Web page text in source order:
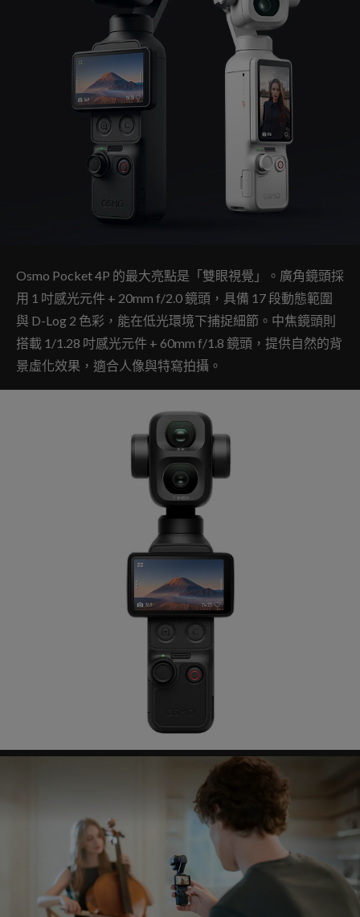
Osmo Pocket 4P 的最大亮點是「雙眼視覺」。廣角鏡頭採
用 1 吋感光元件 + 20mm f/2.0 鏡頭，具備 17 段動態範圍
與 D-Log 2 色彩，能在低光環境下捕捉細節。中焦鏡頭則
搭載 1/1.28 吋感光元件 + 60mm f/1.8 鏡頭，提供自然的背
景虛化效果，適合人像與特寫拍攝。